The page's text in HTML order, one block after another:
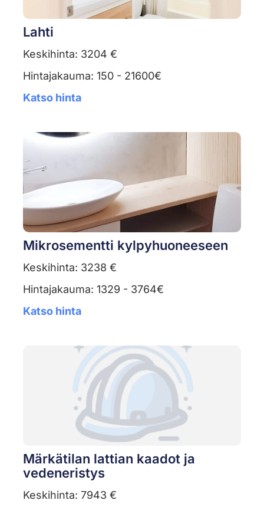
Lahti
Keskihinta: 3204 €
Hintajakauma: 150 - 21600€
Katso hinta
Mikrosementti kylpyhuoneeseen
Keskihinta: 3238 €
Hintajakauma: 1329 - 3764€
Katso hinta
Märkätilan lattian kaadot ja
vedeneristys
Keskihinta: 7943 €